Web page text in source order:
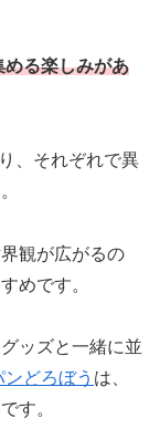
める楽しみがあ
、それぞれで異
観が広がるの
めです。
ッズと一緒に並
どろぼう は、
す。